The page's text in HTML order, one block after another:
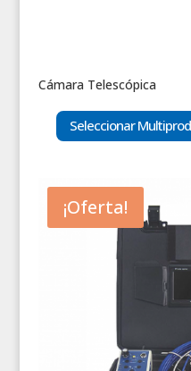
Cámara Telescópica
Seleccionar
¡Oferta!